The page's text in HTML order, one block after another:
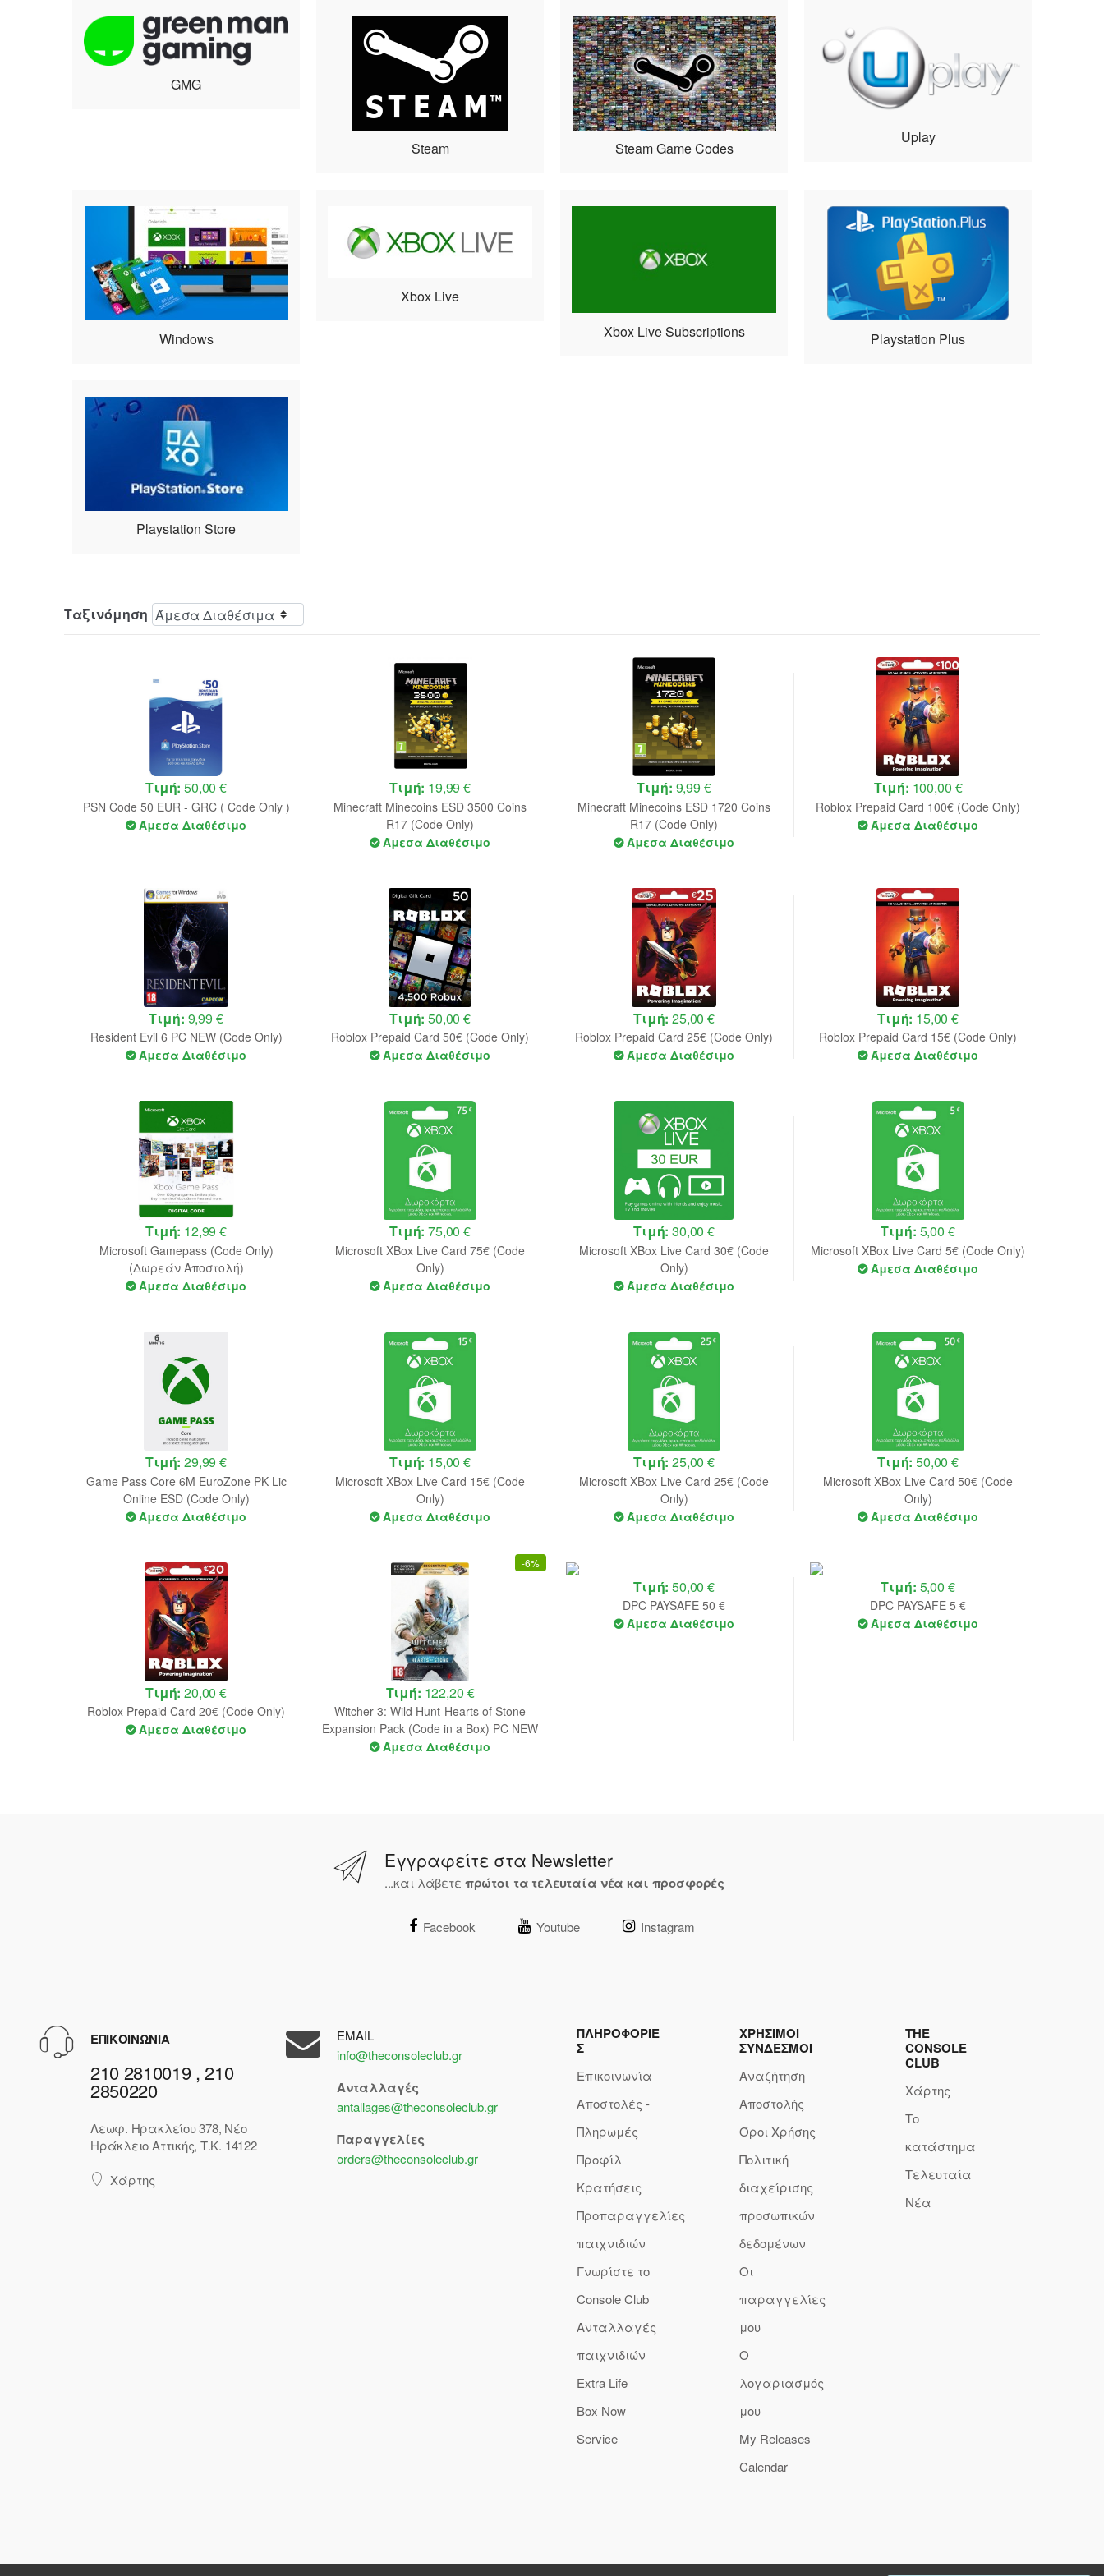
GMG
Steam Steam Game Codes
Uplay
Windows
Xbox Live
Xbox Live Subscriptions
Playstation Plus
Playstation Store
Ταξινόμηση
Τιμή:50,00 €
PSN Code 50 EUR - GRC ( Code Only )
Άμεσα Διαθέσιμο
Τιμή: 19,99 €
Minecraft Minecoins ESD 3500 Coins
R17 (Code Only)
Άμεσα Διαθέσιμο
Τιμή: 9,99 €
Minecraft Minecoins ESD 1720 Coins
R17 (Code Only)
Άμεσα Διαθέσιμο
Τιμή: 100,00 €
Roblox Prepaid Card 100€ (Code Only)
Άμεσα Διαθέσιμο
Τιμή: 9,99 €
Resident Evil 6 PC NEW (Code Only)
Άμεσα Διαθέσιμο
Τιμή:50,00 €
Roblox Prepaid Card 50€ (Code Only)
Άμεσα Διαθέσιμο
Τιμή:25,00 €
Roblox Prepaid Card 25€ (Code Only)
Άμεσα Διαθέσιμο
Τιμή: 15,00 €
Roblox Prepaid Card 15€ (Code Only)
Άμεσα Διαθέσιμο
Τιμή: 12,99 €
Microsoft Gamepass (Code Only)
(Δωρεάν Αποστολή)
Άμεσα Διαθέσιμο
Τιμή:75,00 €
Microsoft XBox Live Card 75€ (Code
Only)
Άμεσα Διαθέσιμο
Τιμή:30,00 €
Microsoft XBox Live Card 30€ (Code
Only)
Άμεσα Διαθέσιμο
Τιμή: 5,00 €
Microsoft XBox Live Card 5€ (Code Only)
Άμεσα Διαθέσιμο
Τιμή:29,99 €
Game Pass Core 6M EuroZone PK Lic
Online ESD (Code Only)
Άμεσα Διαθέσιμο
Τιμή: 15,00 €
Microsoft XBox Live Card 15€ (Code
Only)
Άμεσα Διαθέσιμο
Τιμή:25,00 €
Microsoft XBox Live Card 25€ (Code
Only)
Άμεσα Διαθέσιμο
Τιμή:50,00 €
Microsoft XBox Live Card 50€ (Code
Only)
Άμεσα Διαθέσιμο
Τιμή:20,00 €
Roblox Prepaid Card 20€ (Code Only)
Άμεσα Διαθέσιμο
-6%
Τιμή: 122,20 €
Witcher 3: Wild Hunt-Hearts of Stone
Expansion Pack (Code in a Box) PC NEW
Άμεσα Διαθέσιμο
Τιμή:50,00 €
DPC PAYSAFE 50 €
Άμεσα Διαθέσιμο
Τιμή: 5,00 €
DPC PAYSAFE 5 €
Άμεσα Διαθέσιμο
Εγγραφείτε στα Newsletter
...και λάβετε πρώτοι τα τελευταία νέα και προσφορές
Facebook Youtube Instagram
ΕΠΙΚΟΙΝΩΝΙΑ
210 2810019 , 210
2850220
Λεωφ. Ηρακλείου 378, Νέο
Ηράκλειο Αττικής, Τ.Κ. 14122
Χάρτης
EMAIL
info@theconsoleclub.gr
Ανταλλαγές
antallages@theconsoleclub.gr
Παραγγελίες
orders@theconsoleclub.gr
ΠΛΗΡΟΦΟΡΙΕ
Σ
Επικοινωνία
Αποστολές -
Πληρωμές
Προφίλ
Κρατήσεις
Προπαραγγελίες
παιχνιδιών
Γνωρίστε το
Console Club
Ανταλλαγές
παιχνιδιών
Extra Life
Box Now
Service
ΧΡΗΣΙΜΟΙ
ΣΥΝΔΕΣΜΟΙ
Αναζήτηση
Αποστολής
Όροι Χρήσης
Πολιτική
διαχείρισης
προσωπικών
δεδομένων
Οι
παραγγελίες
μου
Ο
λογαριασμός
μου
My Releases
Calendar
THE
CONSOLE
CLUB
Χάρτης
Το
κατάστημα
Τελευταία
Νέα